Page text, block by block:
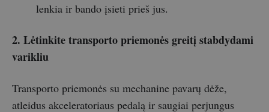
lenkia ir bando įsieti prieš jus.
2. Lėtinkite transporto priemonės greitį stabdydami
varikliu
Transporto priemonės su mechanine pavarų dėže,
atleidus akceleratoriaus pedalą ir saugiai perjungus